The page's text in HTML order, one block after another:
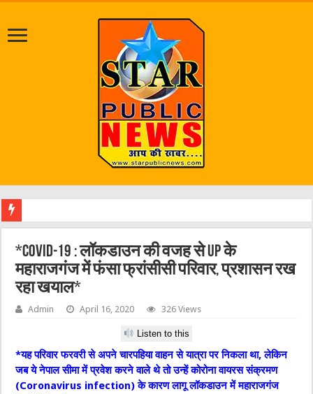
*COVID-19 : लॉकडाउन की वजह से UP के
महाराजगंज में फंसा फ्रांसीसी परिवार, प्रशासन रख
रहा खयाल*
Admin April 16, 2020 326 Views
Listen to this
*यह परिवार फरवरी से अपने चारपहिया वाहन से यात्रा पर निकला था, लेकिन
जब ये नेपाल सीमा में प्रवेश करने वाले थे तो उन्हें कोरोना वायरस संक्रमण
(Coronavirus infection) के कारण लागू लॉकडाउन में महाराजगंज